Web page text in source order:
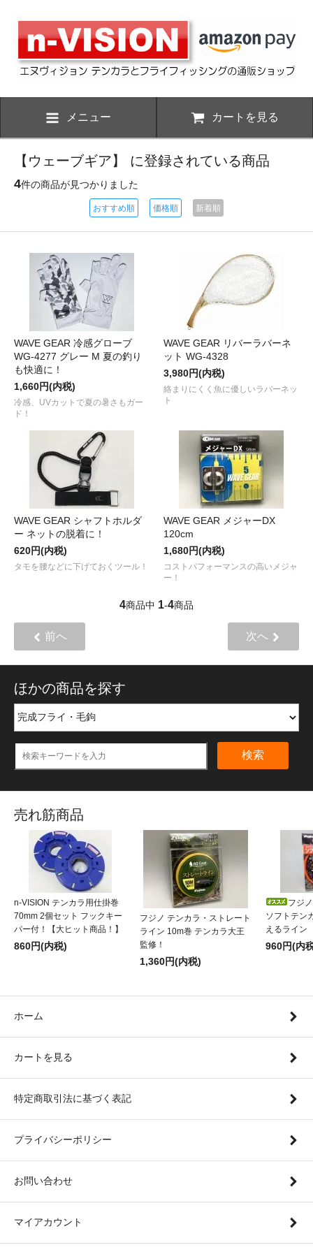
メニュー カートを見る
【ウェーブギア】 に登録されている商品
4件の商品が見つかりました
おすすめ順 価格順 新着順
WAVE GEAR 冷感グローブ
WG-4277 グレー M 夏の釣り
も快適に！
1,660円(内税)
冷感、UVカットで夏の暑さもガー
ド！
WAVE GEAR リバーラバーネ
ット WG-4328
3,980円(内税)
絡まりにくく魚に優しいラバーネッ
ト
WAVE GEAR シャフトホルダ
ー ネットの脱着に！
620円(内税)
タモを腰などに下げておくツール！
WAVE GEAR メジャーDX
120cm
1,680円(内税)
コストパフォーマンスの高いメジャ
ー！
4商品中 1-4商品
前へ 次へ
ほかの商品を探す
検索
売れ筋商品
n-VISION テンカラ用仕掛巻
70mm 2個セット フックキー
パー付！【大ヒット商品！】
860円(内税)
フジノ テンカラ・ストレート
ライン 10m巻 テンカラ大王
監修！
1,360円(内税)
フジ
ソフトテン
えるライン
960円(内
ホーム
カートを見る
特定商取引法に基づく表記
プライバシーポリシー
お問い合わせ
マイアカウント